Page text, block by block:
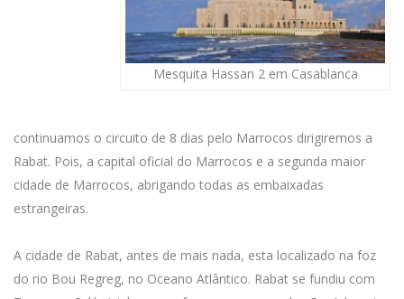
Mesquita Hassan 2 em Casablanca
continuamos o circuito de 8 dias pelo Marrocos dirigiremos a
Rabat. Pois, a capital oficial do Marrocos e a segunda maior
cidade de Marrocos, abrigando todas as embaixadas
estrangeiras.
A cidade de Rabat, antes de mais nada, esta localizado na foz
do rio Bou Regreg, no Oceano Atlântico. Rabat se fundiu com